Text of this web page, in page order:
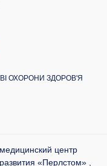
ОХОРОНИ ЗДОРОВ'Я
центр
«Перлстом» ,